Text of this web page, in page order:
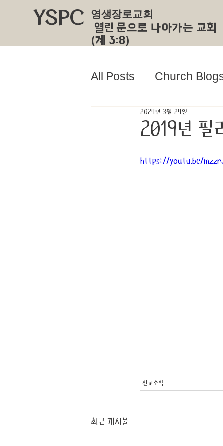
YSPC 영생장로교회
​ 열린 문으로 나아가는 교회
(계 3:8)
All Posts Church
2019년 필
2024년 3월 24일
https://youtu.be/
선교소식
최근 게시물